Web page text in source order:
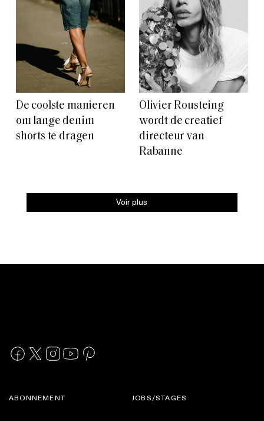
De coolste manieren
om lange denim
shorts te dragen
Olivier Rousteing
wordt de creatief
directeur van
Rabanne
Voir plus
ABONNEMENT JOBS/STAGES